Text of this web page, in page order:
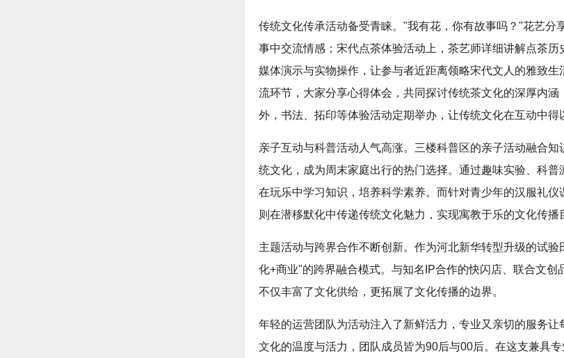
传统文化传承活动备受青睐。"我有花，你有故事吗？"花艺分
事中交流情感；宋代点茶体验活动上，茶艺师详细讲解点茶历
媒体演示与实物操作，让参与者近距离领略宋代文人的雅致生
流环节，大家分享心得体会，共同探讨传统茶文化的深厚内涵
外，书法、拓印等体验活动定期举办，让传统文化在互动中得
亲子互动与科普活动人气高涨。三楼科普区的亲子活动融合知
统文化，成为周末家庭出行的热门选择。通过趣味实验、科普
在玩乐中学习知识，培养科学素养。而针对青少年的汉服礼仪
则在潜移默化中传递传统文化魅力，实现寓教于乐的文化传播
主题活动与跨界合作不断创新。作为河北新华转型升级的试验
化+商业"的跨界融合模式。与知名IP合作的快闪店、联合文创
不仅丰富了文化供给，更拓展了文化传播的边界。
年轻的运营团队为活动注入了新鲜活力，专业又亲切的服务让
文化的温度与活力，团队成员皆为90后与00后。在这支兼具